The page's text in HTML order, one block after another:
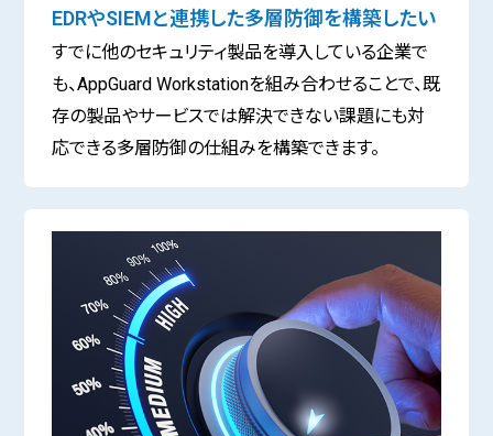
EDRやSIEMと連携した多層防御を構築したい
すでに他のセキュリティ製品を導入している企業で
も、AppGuard Workstationを組み合わせることで、既
存の製品やサービスでは解決できない課題にも対
応できる多層防御の仕組みを構築できます。